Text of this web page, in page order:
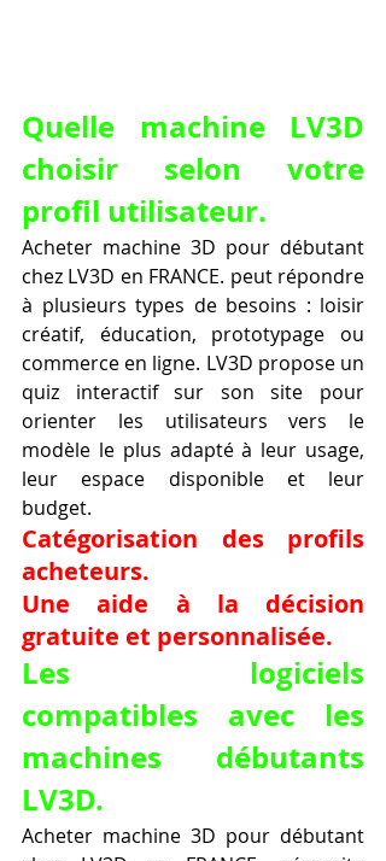
Quelle machine LV3D
choisir selon votre
profil utilisateur.
Acheter machine 3D pour débutant
chez LV3D en FRANCE. peut répondre
à plusieurs types de besoins : loisir
créatif, éducation, prototypage ou
commerce en ligne. LV3D propose un
quiz interactif sur son site pour
orienter les utilisateurs vers le
modèle le plus adapté à leur usage,
leur espace disponible et leur
budget.
Catégorisation des profils
acheteurs.
Une aide à la décision
gratuite et personnalisée.
Les logiciels
compatibles avec les
machines débutants
LV3D.
Acheter machine 3D pour débutant